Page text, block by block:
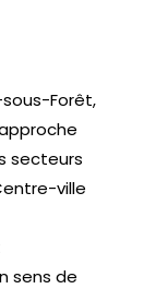
Forêt,
secteurs
ville
sens de